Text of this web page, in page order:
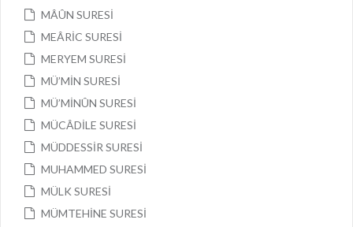
MÂÛN SURESİ
MEÂRİC SURESİ
MERYEM SURESİ
MÜ’MİN SURESİ
MÜ’MİNÛN SURESİ
MÜCÂDİLE SURESİ
MÜDDESSİR SURESİ
MUHAMMED SURESİ
MÜLK SURESİ
MÜMTEHİNE SURESİ